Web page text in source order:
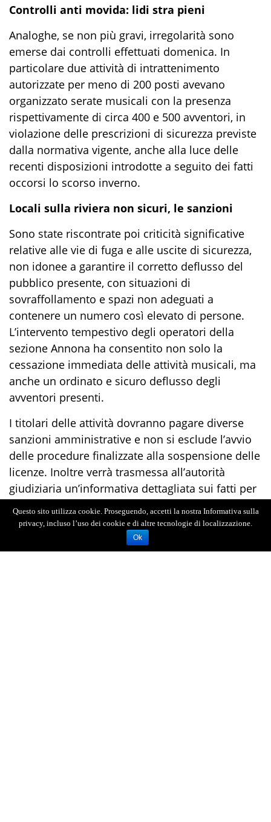
Controlli anti movida: lidi stra pieni
Analoghe, se non più gravi, irregolarità sono
emerse dai controlli effettuati domenica. In
particolare due attività di intrattenimento
autorizzate per meno di 200 posti avevano
organizzato serate musicali con la presenza
rispettivamente di circa 400 e 500 avventori, in
violazione delle prescrizioni di sicurezza previste
dalla normativa vigente, anche alla luce delle
recenti disposizioni introdotte a seguito dei fatti
occorsi lo scorso inverno.
Locali sulla riviera non sicuri, le sanzioni
Sono state riscontrate poi criticità significative
relative alle vie di fuga e alle uscite di sicurezza,
non idonee a garantire il corretto deflusso del
pubblico presente, con situazioni di
sovraffollamento e spazi non adeguati a
contenere un numero così elevato di persone.
L’intervento tempestivo degli operatori della
sezione Annona ha consentito non solo la
cessazione immediata delle attività musicali, ma
anche un ordinato e sicuro deflusso degli
avventori presenti.
I titolari delle attività dovranno pagare diverse
sanzioni amministrative e non si esclude l’avvio
delle procedure finalizzate alla sospensione delle
licenze. Inoltre verrà trasmessa all’autorità
giudiziaria un’informativa dettagliata sui fatti per
valutare se ci sono profili di rilevanza penale.
Questo sito utilizza cookie. Proseguendo, accetti la nostra Informativa sulla
privacy, incluso l’uso dei cookie e di altre tecnologie di localizzazione.
Ok